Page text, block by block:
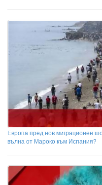
Европа пред нов миграционен
вълна от Мароко към Испания?